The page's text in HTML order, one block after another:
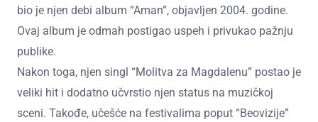
bio je njen debi album “Aman”, objavljen 2004. godine.
Ovaj album je odmah postigao uspeh i privukao pažnju
publike.
Nakon toga, njen singl “Molitva za Magdalenu” postao je
veliki hit i dodatno učvrstio njen status na muzičkoj
sceni. Takođe, učešće na festivalima poput “Beovizije”